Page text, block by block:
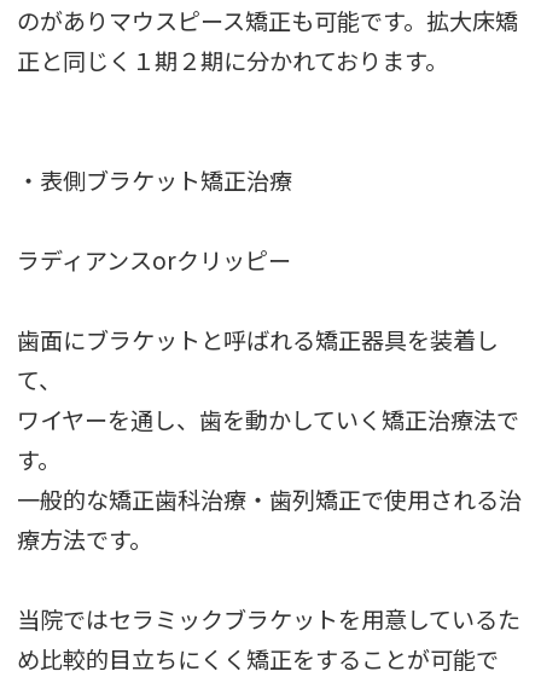
のがありマウスピース矯正も可能です。拡大床矯
正と同じく１期２期に分かれております。
・表側ブラケット矯正治療
ラディアンスorクリッピー
歯面にブラケットと呼ばれる矯正器具を装着し
て、
ワイヤーを通し、歯を動かしていく矯正治療法で
す。
一般的な矯正歯科治療・歯列矯正で使用される治
療方法です。
当院ではセラミックブラケットを用意しているた
め比較的目立ちにくく矯正をすることが可能で